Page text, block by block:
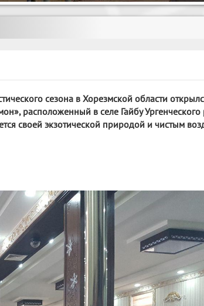
сезона в Хорезмской области
расположенный в селе Гайбу Ургенческого
своей экзотической природой и чистым